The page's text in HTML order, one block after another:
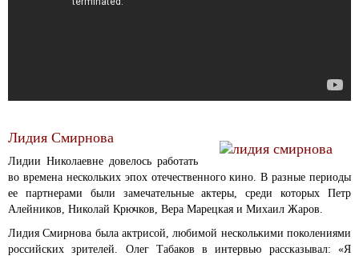
Лидия Смирнова
Лидии Николаевне довелось работать
во времена нескольких эпох отечественного кино. В разные периоды
ее партнерами были замечательные актеры, среди которых Петр
Алейников, Николай Крючков, Вера Марецкая и Михаил Жаров.
Лидия Смирнова была актрисой, любимой несколькими поколениями
российских зрителей. Олег Табаков в интервью рассказывал: «Я